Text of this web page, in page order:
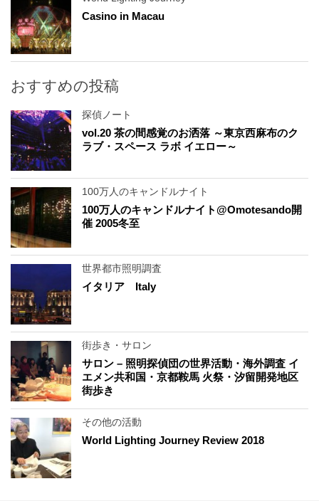
Casino in Macau
おすすめの投稿
探偵ノート
vol.20 茶の間感覚のお洒落 ～東京西麻布のク
ラブ・スペース ラボ イエロー～
100万人のキャンドルナイト
100万人のキャンドルナイト@Omotesando開
催 2005冬至
世界都市照明調査
イタリア Italy
街歩き・サロン
サロン – 照明探偵団の世界活動・海外調査 イ
エメン共和国・京都鞍馬 火祭・汐留開発地区
街歩き
その他の活動
World Lighting Journey Review 2018